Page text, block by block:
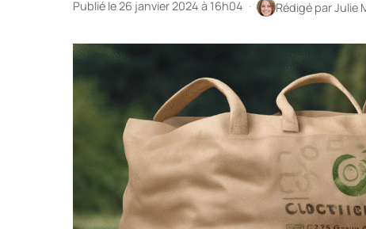
Publié le 26 janvier 2024 à 16h04 · Rédigé parJulie